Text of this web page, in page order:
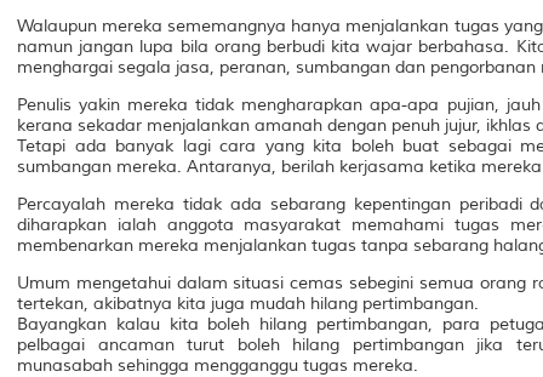
Walaupun mereka sememangnya hanya menjalankan tugas
namun jangan lupa bila orang berbudi kita wajar berbahasa.
menghargai segala jasa, peranan, sumbangan dan
Penulis yakin mereka tidak mengharapkan apa-apa pujian,
kerana sekadar menjalankan amanah dengan penuh jujur, ikhlas
Tetapi ada banyak lagi cara yang kita boleh buat sebagai
sumbangan mereka. Antaranya, berilah kerjasama ketika
Percayalah mereka tidak ada sebarang kepentingan peribadi
diharapkan ialah anggota masyarakat memahami tugas
membenarkan mereka menjalankan tugas tanpa sebarang
Umum mengetahui dalam situasi cemas sebegini semua orang
tertekan, akibatnya kita juga mudah hilang pertimbangan.
Bayangkan kalau kita boleh hilang pertimbangan, para
pelbagai ancaman turut boleh hilang pertimbangan jika
munasabah sehingga mengganggu tugas mereka.